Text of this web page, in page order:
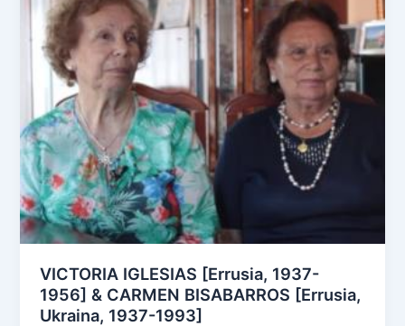
VICTORIA IGLESIAS [Errusia, 1937-
1956] & CARMEN BISABARROS [Errusia,
Ukraina, 1937-1993]